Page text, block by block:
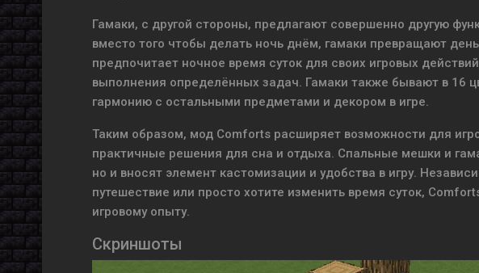
Гамаки, с другой стороны, предлагают совершенно другую
вместо того чтобы делать ночь днём, гамаки превращают
предпочитает ночное время суток для своих игровых
выполнения определённых задач. Гамаки также бывают в 16
гармонию с остальными предметами и декором в игре.
Таким образом, мод Comforts расширяет возможности для
практичные решения для сна и отдыха. Спальные мешки и
но и вносят элемент кастомизации и удобства в игру.
путешествие или просто хотите изменить время суток,
игровому опыту.
Скриншоты